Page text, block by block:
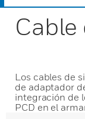
Cable
Los cables de
de adaptador
integración de
PCD en el